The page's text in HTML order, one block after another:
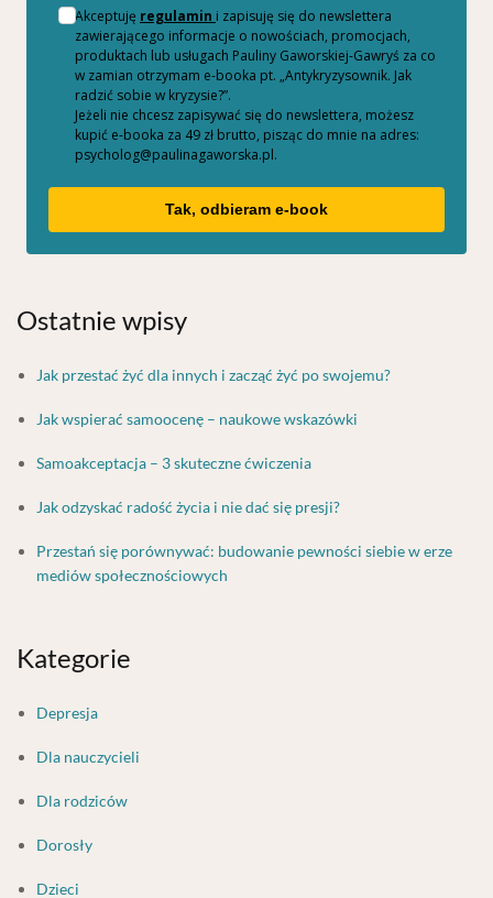
Akceptuję regulamin i zapisuję się do newslettera
zawierającego informacje o nowościach, promocjach,
produktach lub usługach Pauliny Gaworskiej-Gawryś za co
w zamian otrzymam e-booka pt. „Antykryzysownik. Jak
radzić sobie w kryzysie?”.
Jeżeli nie chcesz zapisywać się do newslettera, możesz
kupić e-booka za 49 zł brutto, pisząc do mnie na adres:
psycholog@paulinagaworska.pl.
Tak, odbieram e-book
Ostatnie wpisy
Jak przestać żyć dla innych i zacząć żyć po swojemu?
Jak wspierać samoocenę – naukowe wskazówki
Samoakceptacja – 3 skuteczne ćwiczenia
Jak odzyskać radość życia i nie dać się presji?
Przestań się porównywać: budowanie pewności siebie w erze
mediów społecznościowych
Kategorie
Depresja
Dla nauczycieli
Dla rodziców
Dorosły
Dzieci